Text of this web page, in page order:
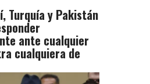
Turquía y Pakistán
ante cualquier
cualquiera de